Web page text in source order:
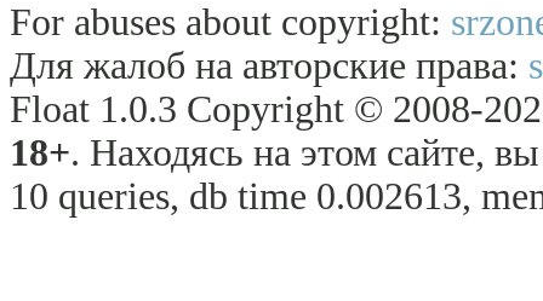
For abuses about copyright:
Для жалоб на авторские права:
Float 1.0.3 Copyright © 2008-
18+. Находясь на этом сайте,
10 queries, db time 0.002613,